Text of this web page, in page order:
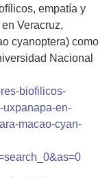
empatía y
Veracruz,
cyanoptera) como
Nacional
biofilicos-
uxpanapa-en-
macao-cyan-